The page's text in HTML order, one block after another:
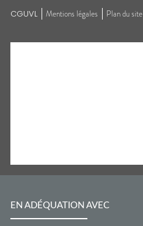
CGUVL Mentions légales Plan du site
EN ADÉQUATION AVEC